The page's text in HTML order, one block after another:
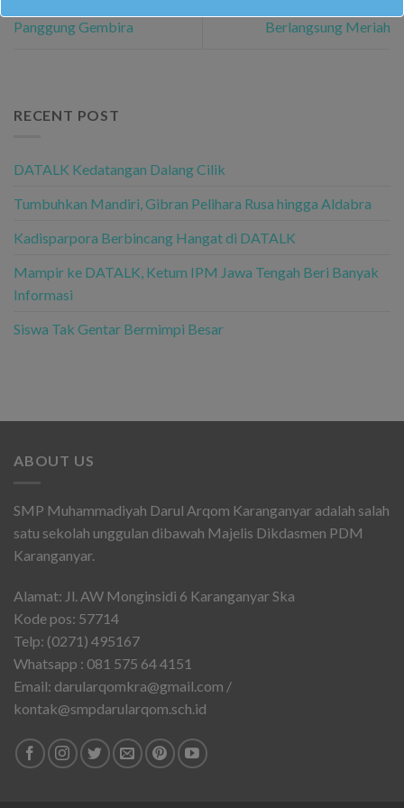
Panggung Gembira
Berlangsung Meriah
RECENT POST
DATALK Kedatangan Dalang Cilik
Tumbuhkan Mandiri, Gibran Pelihara Rusa hingga Aldabra
Kadisparpora Berbincang Hangat di DATALK
Mampir ke DATALK, Ketum IPM Jawa Tengah Beri Banyak
Informasi
Siswa Tak Gentar Bermimpi Besar
ABOUT US
SMP Muhammadiyah Darul Arqom Karanganyar adalah salah
satu sekolah unggulan dibawah Majelis Dikdasmen PDM
Karanganyar.
Alamat: Jl. AW Monginsidi 6 Karanganyar Ska
Kode pos: 57714
Telp: (0271) 495167
Whatsapp : 081 575 64 4151
Email: darularqomkra@gmail.com /
kontak@smpdarularqom.sch.id